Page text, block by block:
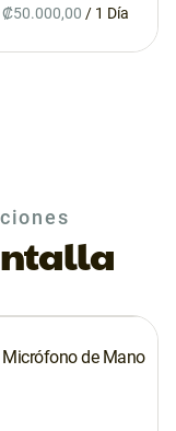
/
Micrófono de Mano